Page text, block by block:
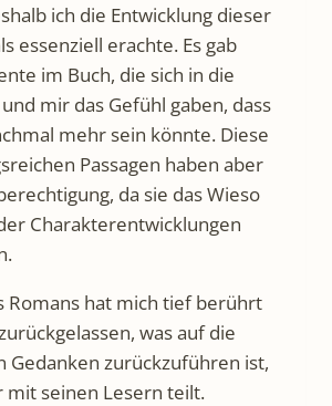
ich die Entwicklung dieser
essenziell erachte. Es gab
im Buch, die sich in die
mir das Gefühl gaben, dass
mehr sein könnte. Diese
Passagen haben aber
da sie das Wieso
Charakterentwicklungen
Romans hat mich tief berührt
was auf die
Gedanken zurückzuführen ist,
mit seinen Lesern teilt.